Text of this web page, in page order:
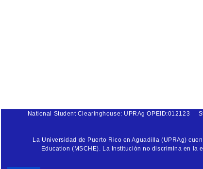
National Student Clearinghouse: UPRAg OPEID:012123
La Universidad de Puerto Rico en Aguadilla (UPRAg)
Education (MSCHE). La Institución no discrimina en